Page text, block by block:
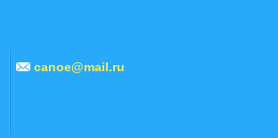
canoe@mail.ru